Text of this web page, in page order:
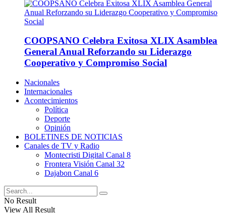
COOPSANO Celebra Exitosa XLIX Asamblea
General Anual Reforzando su Liderazgo
Cooperativo y Compromiso Social
Nacionales
Internacionales
Acontecimientos
Política
Deporte
Opinión
BOLETINES DE NOTICIAS
Canales de TV y Radio
Montecristi Digital Canal 8
Frontera Visión Canal 32
Dajabon Canal 6
No Result
View All Result